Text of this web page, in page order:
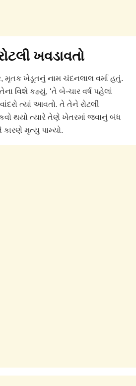
ખવડાવતો
મૃતક ખેડૂતનું નામ ચંદનલાલ વર્મા હતું.
વિશે કહ્યું, ‘તે બે-ચાર વર્ષ પહેલાં
ત્યાં આવતો. તે તેને રોટલી
થયો ત્યારે તેણે ખેતરમાં જવાનું બંધ
કારણે મૃત્યુ પામ્યો.